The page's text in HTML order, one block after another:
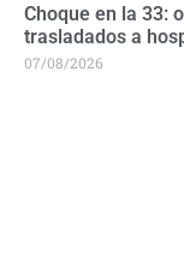
Choque en la 33:
trasladados a
07/08/2026